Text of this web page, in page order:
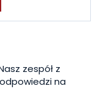
zespół z
na